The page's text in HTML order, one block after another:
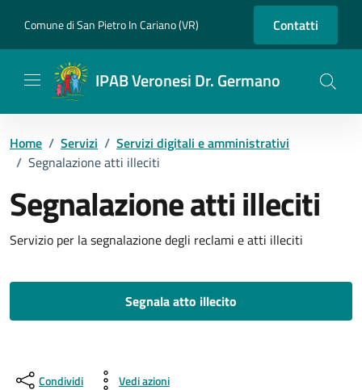
Comune di San Pietro In Cariano (VR) Contatti
IPAB Veronesi Dr. Germano
Home / Servizi / Servizi digitali e amministrativi
/ Segnalazione atti illeciti
Segnalazione atti illeciti
Dettagli del servizio
Servizio per la segnalazione degli reclami e atti illeciti
Segnala atto illecito
Condividi Vedi azioni